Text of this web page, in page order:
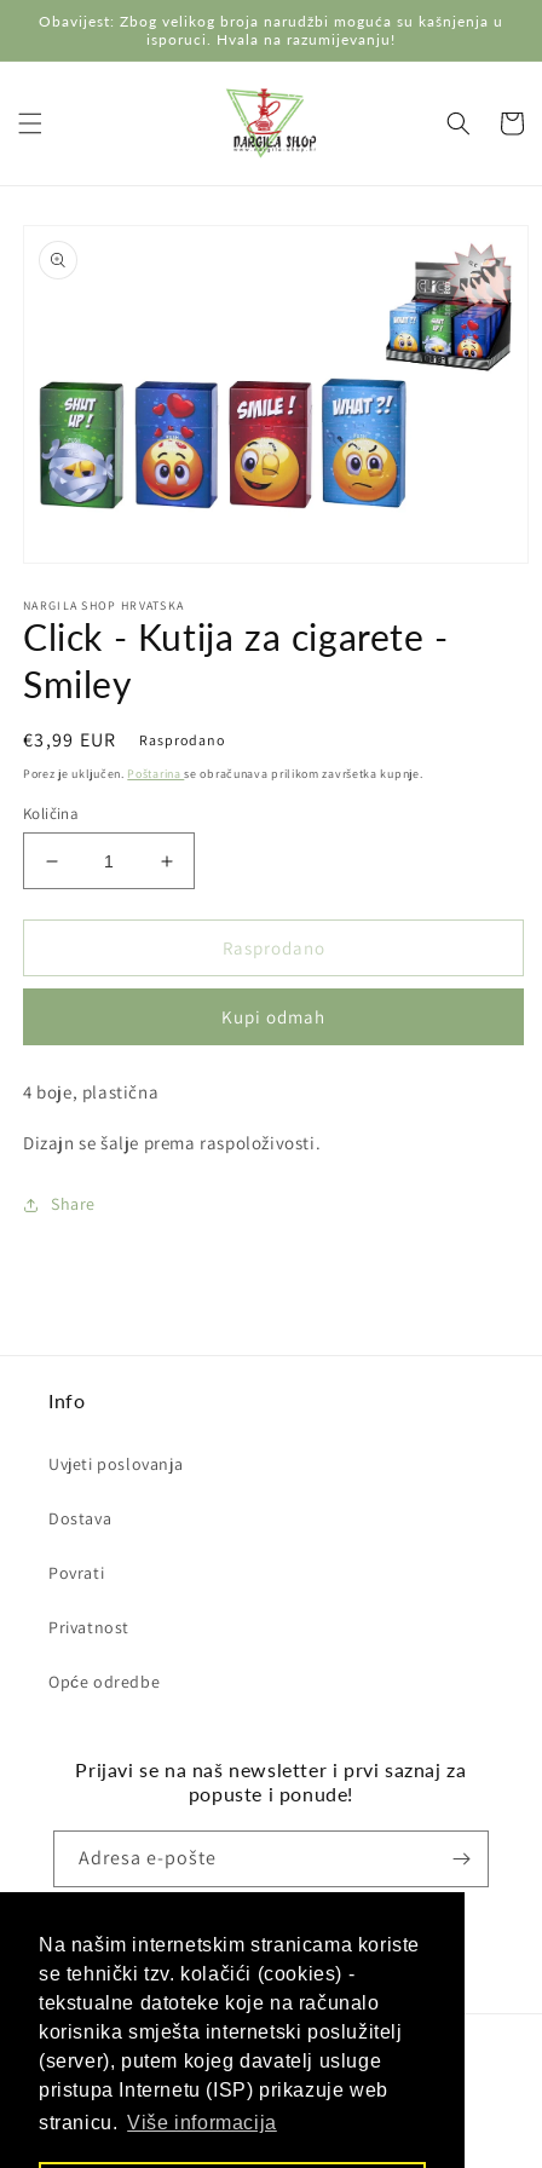
Na našim internetskim stranicama koriste
se tehnički tzv. kolačići (cookies) -
tekstualne datoteke koje na računalo
korisnika smješta internetski poslužitelj
(server), putem kojeg davatelj usluge
pristupa Internetu (ISP) prikazuje web
stranicu. Više informacija
na
Obavijest: Zbog velikog broja narudžbi moguća su kašnjenja u
isporuci. Hvala na razumijevanju!
proizvodu
1
u
dijaloškom
NARGILA SHOP HRVATSKA
Click - Kutija za cigarete -
Smiley
Redovna
cijena
€3,99 EUR Rasprodano
Porez je uključen. Poštarinase obračunava prilikom završetka kupnje.
Količina
Smanji
količinu
proizvoda
-
cigarete
Smiley
Povećaj
količinu
proizvoda
-
cigarete
Rasprodano
Kupi odmah
4 boje, plastična
Dizajn se šalje prema raspoloživosti.
Share
Info
Uvjeti poslovanja
Dostava
Povrati
Privatnost
Opće odredbe
Prijavi se na naš newsletter i prvi saznaj za
popuste i ponude!
Adresa e-pošte
FacebookInstagram
Jezik
Hrvatski (hrvatska)